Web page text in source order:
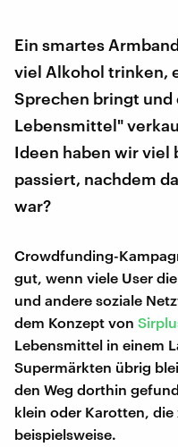
Ein smartes
viel Alkohol trinken,
Sprechen bringt
Lebensmittel"
Ideen haben wir viel
passiert, nachdem
war?
Crowdfunding-
gut, wenn viele User
und andere soziale
dem Konzept von
Lebensmittel in einem
Supermärkten übrig
den Weg dorthin
klein oder Karotten,
beispielsweise.